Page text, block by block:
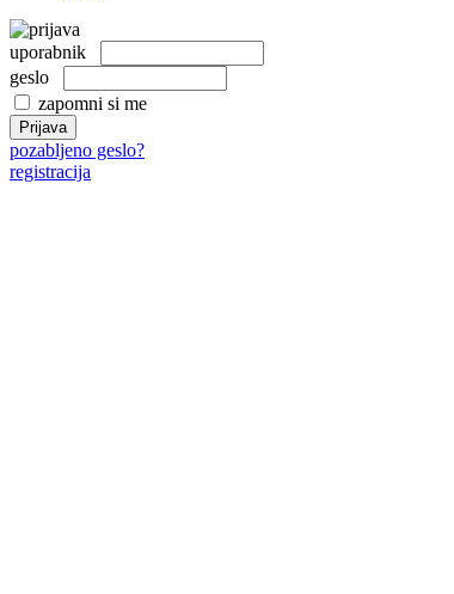
uporabnik
geslo
zapomni si me
pozabljeno geslo?
registracija